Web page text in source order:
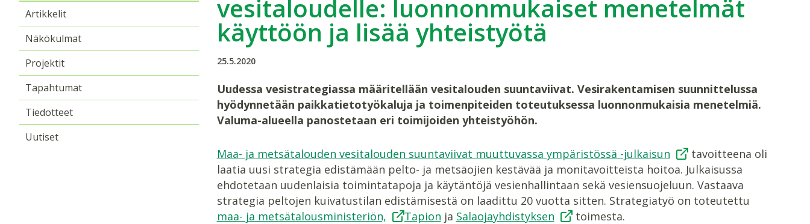
vesitaloudelle: luonnonmukaiset menetelmät
käyttöön ja lisää yhteistyötä
25.5.2020
Uudessa vesistrategiassa määritellään vesitalouden suuntaviivat. Vesirakentamisen suunnittelussa
hyödynnetään paikkatietotyökaluja ja toimenpiteiden toteutuksessa luonnonmukaisia menetelmiä.
Valuma-alueella panostetaan eri toimijoiden yhteistyöhön.
Maa- ja metsätalouden vesitalouden suuntaviivat muuttuvassa ympäristössä -julkaisun
tavoitteena oli
laatia uusi strategia edistämään pelto- ja metsäojien kestävää ja monitavoitteista hoitoa. Julkaisussa
ehdotetaan uudenlaisia toimintatapoja ja käytäntöjä vesienhallintaan sekä vesiensuojeluun. Vastaava
strategia peltojen kuivatustilan edistämisestä on laadittu 20 vuotta sitten. Strategiatyö on toteutettu
maa- ja metsätalousministeriön,
Tapion ja Salaojayhdistyksen toimesta.
Artikkelit
Näkökulmat
Projektit
Tapahtumat
Tiedotteet
Uutiset